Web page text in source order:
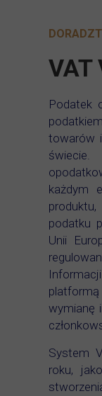
VAT
Podatek
towarów
każdym
podatku
Unii
wymianę
System
roku,